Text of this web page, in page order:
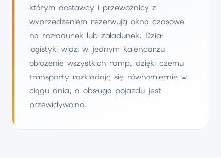
którym dostawcy i przewoźnicy z
wyprzedzeniem rezerwują okna czasowe
na rozładunek lub załadunek. Dział
logistyki widzi w jednym kalendarzu
obłożenie wszystkich ramp, dzięki czemu
transporty rozkładają się równomiernie w
ciągu dnia, a obsługa pojazdu jest
przewidywalna.